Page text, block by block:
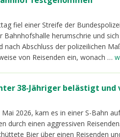
fiel einer Streife der
Bahnhofshalle herumschrie und
nach Abschluss der polizeilichen
von Reisenden ein, wonach …
38-Jähriger belästigt und
2026, kam es in einer S-Bahn
durch einen aggressiven
Bier über einen Reisenden